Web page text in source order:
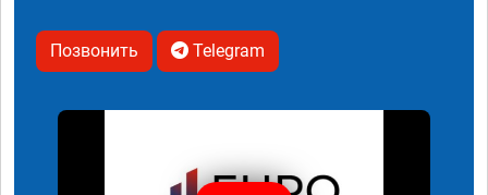
Позвонить Telegram